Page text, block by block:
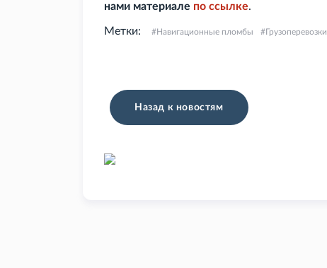
нами материале по ссылке.
Метки: Навигационные пломбы Грузоперевозки
Назад к новостям